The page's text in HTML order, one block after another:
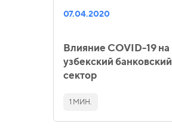
07.04.2020
Влияние COVID-19 на
узбекский банковский
сектор
1 МИН.